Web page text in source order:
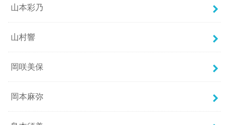
山本彩乃
山村響
岡咲美保
岡本麻弥